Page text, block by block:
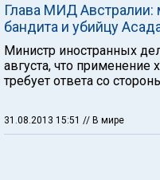
Глава МИД Австралии:
бандита и убийцу
Министр иностранных
августа, что
требует ответа со
31.08.2013 15:51 // В мире